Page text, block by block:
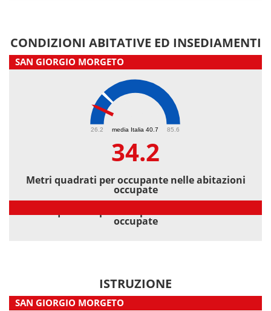
CONDIZIONI ABITATIVE ED INSEDIAMENTI
SAN GIORGIO MORGETO
media Italia 40.7
26.2 85.6
34.2
Metri quadrati per occupante nelle abitazioni
occupate
occupate
ISTRUZIONE
SAN GIORGIO MORGETO